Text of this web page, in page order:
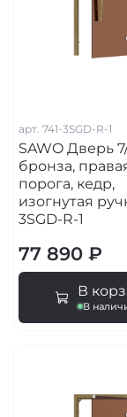
арт. 741-3SGD-R-1
SAWO Дверь
бронза,
порога, кедр,
изогнутая
3SGD-R-1
77 890 ₽
В
В